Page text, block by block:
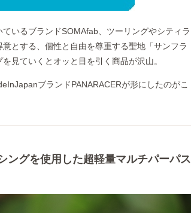
いるブランドSOMAfab、ツーリングやシティラ
とする、個性と自由を尊重する聖地「サンフラ
見ていくとオッと目を引く商品が沢山。
ブランドPANARACERが形にしたのがこ
ングを使用した超軽量マルチパーパス